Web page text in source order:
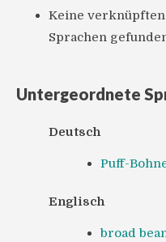
Keine
Sprachen
Untergeordnete
Deutsch
Puff-
Englisch
broad